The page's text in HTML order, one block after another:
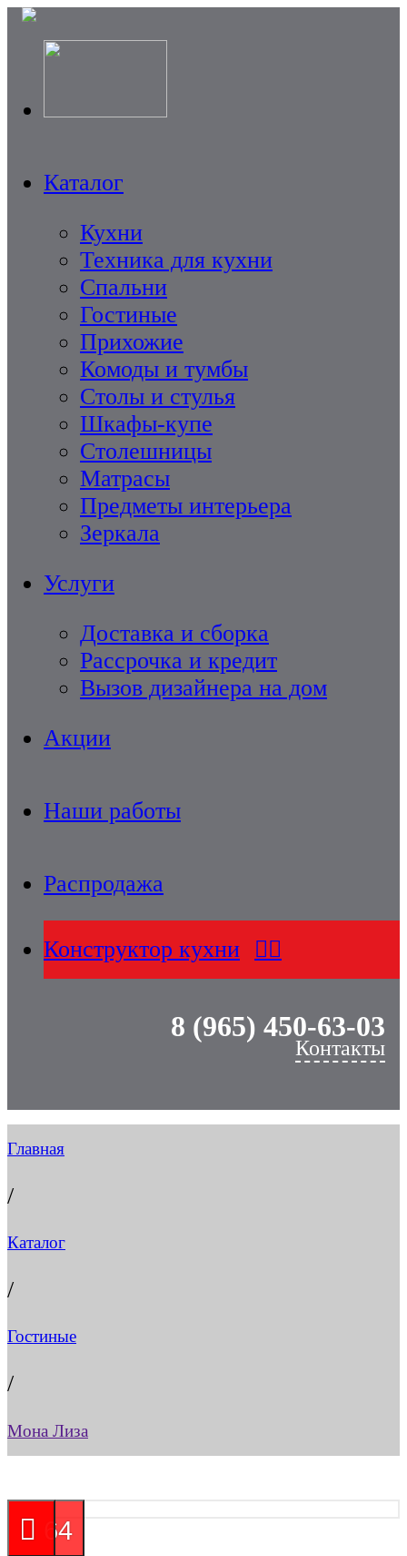
Каталог
Кухни
Техника для кухни
Спальни
Гостиные
Прихожие
Комоды и тумбы
Столы и стулья
Шкафы-купе
Столешницы
Матрасы
Предметы интерьера
Зеркала
Услуги
Доставка и сборка
Рассрочка и кредит
Вызов дизайнера на дом
Акции
Наши работы
Распродажа
Конструктор кухни
8 (965) 450-63-03
Контакты
Главная
/
Каталог
/
Гостиные
/
Мона Лиза
64